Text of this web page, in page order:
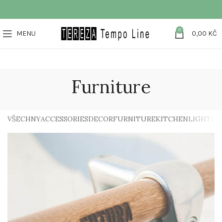
MENU 0 0,00 KČ
Furniture
VŠECHNYACCESSORIESDECORFURNITUREKITCHEN